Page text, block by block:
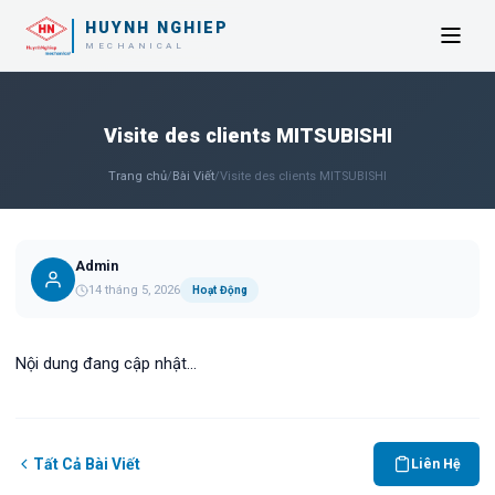
HUYNH NGHIEP
MECHANICAL
Visite des clients MITSUBISHI
Trang chủ/Bài Viết/Visite des clients MITSUBISHI
Admin
14 tháng 5, 2026 Hoạt Động
Nội dung đang cập nhật...
Tất Cả Bài Viết Liên Hệ